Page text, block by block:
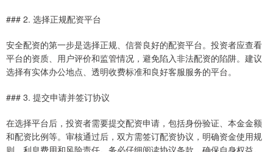
### 2. 选择正规配资平台
安全配资的第一步是选择正规、信誉良好的配资平台。投资者应查看
平台的资质、用户评价和监管情况，避免陷入非法配资的陷阱。建议
选择有实体办公地点、透明收费标准和良好客服服务的平台。
### 3. 提交申请并签订协议
在选择平台后，投资者需要提交配资申请，包括身份验证、本金金额
和配资比例等。审核通过后，双方需签订配资协议，明确资金使用规
则、利息费用和风险责任。务必仔细阅读协议条款，确保自身权益。